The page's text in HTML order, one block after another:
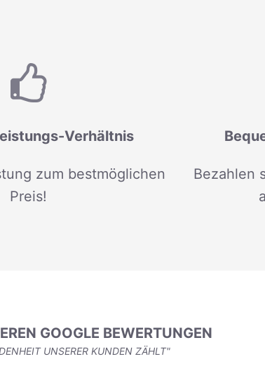
Verhältnis
zum bestmöglichen
Preis!
Bezahlen
GOOGLE BEWERTUNGEN
UNSERER KUNDEN ZÄHLT"